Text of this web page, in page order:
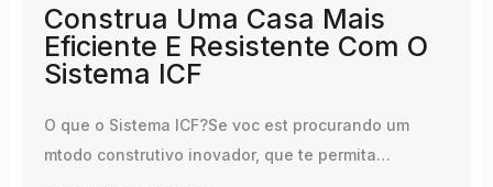
Construa Uma Casa Mais
Eficiente E Resistente Com O
Sistema ICF
O que o Sistema ICF?Se voc est procurando um
mtodo construtivo inovador, que te permita…